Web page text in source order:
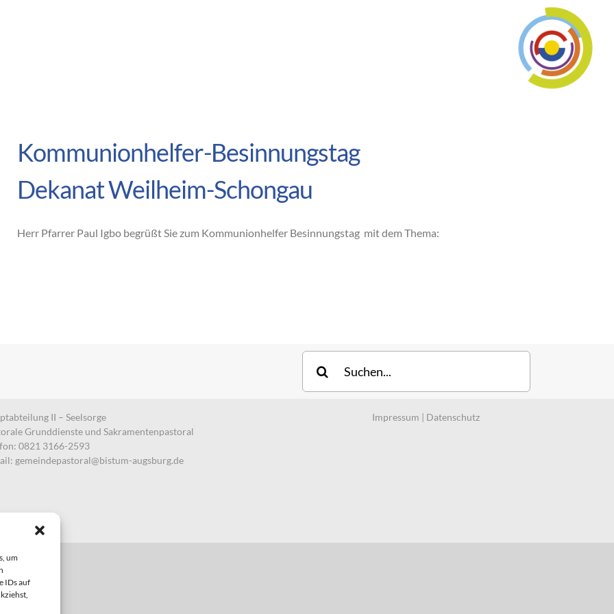
um
IDs auf
Kommunionhelfer-Besinnungstag
Dekanat Weilheim-Schongau
Herr Pfarrer Paul Igbo begrüßt Sie zum Kommunionhelfer Besinnungstag mit dem Thema:
Suche
nach:
II – Seelsorge
Grunddienste und Sakramentenpastoral
0821 3166-2593
gemeindepastoral@bistum-augsburg.de
Impressum | Datenschutz